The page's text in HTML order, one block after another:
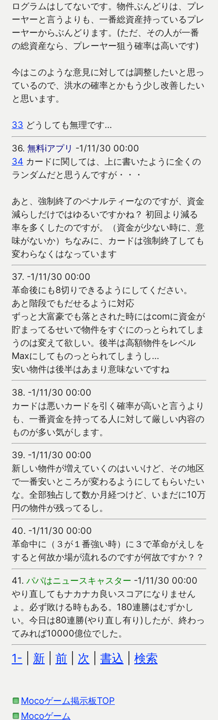
ログラムはしてないです。物件ぶんどりは、プレ
ーヤーと言うよりも、一番総資産持っているプレ
ーヤーからぶんどります。(ただ、その人が一番
の総資産なら、プレーヤー狙う確率は高いです)
今はこのような意見に対しては調整したいと思っ
ているので、洪水の確率とかもう少し改善したい
と思います。
33 どうしても無理です…
36. 無料iアプリ -1/11/30 00:00
34 カードに関しては、上に書いたように全くの
ランダムだと思うんですが・・・
あと、強制終了のペナルティーなのですが、資金
減らしだけではゆるいですかね？ 初回より減る
率を多くしたのですが。（資金が少ない時に、意
味がないか）ちなみに、カードは強制終了しても
変わらなくはなっています
37. -1/11/30 00:00
革命後にも8切りできるようにしてください。
あと階段でもだせるように対応
ずっと大富豪でも落とされた時にはcomに資金が
貯まってるせいで物件をすぐにのっとられてしま
うのは変えて欲しい。後半は高額物件をレベル
Maxにしてものっとられてしまうし…
安い物件は後半はあまり意味ないですね
38. -1/11/30 00:00
カードは悪いカードを引く確率が高いと言うより
も、一番資金を持ってる人に対して厳しい内容の
ものが多い気がします。
39. -1/11/30 00:00
新しい物件が増えていくのはいいけど、その地区
で一番安いところが変わるようにしてもらいたい
な。全部独占して数か月経つけど、いまだに10万
円の物件が残ってるし。
40. -1/11/30 00:00
革命中に（３が１番強い時）に３で革命がえしを
すると何故か場が流れるのですが何故ですか？？
41. パパはニュースキャスター -1/11/30 00:00
やり直してもナカナカ良いスコアになりません
ょ。必ず敗ける時もある。180連勝はむずかし
い。今日は80連勝(やり直し有り)したが、終わっ
てみれば10000億位でした。
1- 新 前 次 書込 検索
Mocoゲーム掲示板TOP
Mocoゲーム